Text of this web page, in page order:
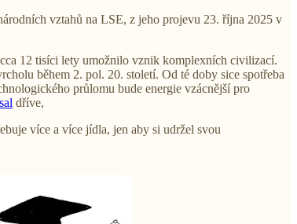
vztahů na LSE, z jeho projevu 23. října 2025 v
12 tisíci lety umožnilo vznik komplexních civilizací.
během 2. pol. 20. století. Od té doby sice spotřeba
průlomu bude energie vzácnější pro
dříve,
více a více jídla, jen aby si udržel svou